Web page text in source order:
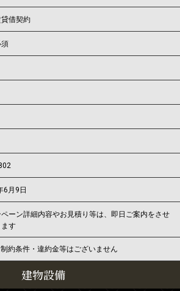
借契約
6月9日
ペーン詳細内容やお見積り等は、即日ご案内をさせ
す
約条件・違約金等はございません
建物設備